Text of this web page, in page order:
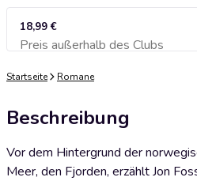
18,99 €
Preis außerhalb des Clubs
Zum Warenkorb
Startseite Romane
Beschreibung
Vor dem Hintergrund der
Meer, den Fjorden, erzählt Jon